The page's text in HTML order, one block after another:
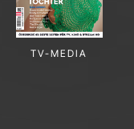
TV-MEDIA